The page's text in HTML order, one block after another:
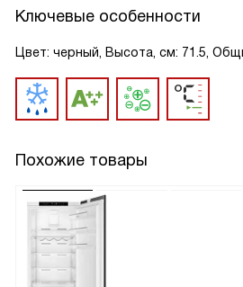
Ключевые особенности
Цвет: черный, Высота, см: 71.5,
Похожие товары